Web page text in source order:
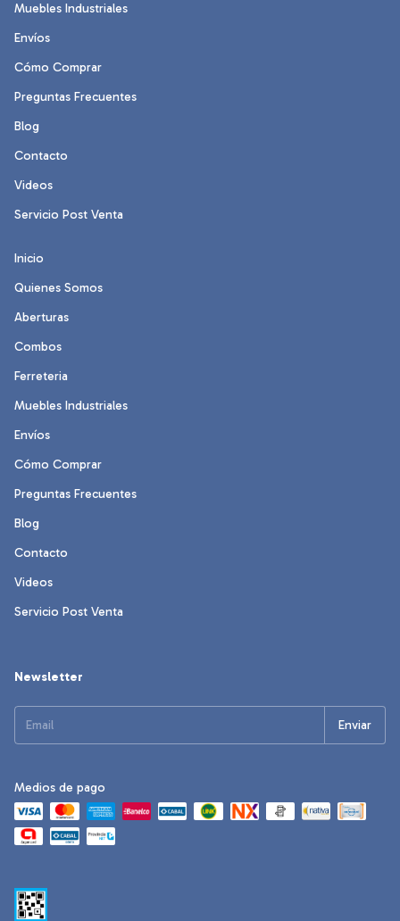
Muebles Industriales
Envíos
Cómo Comprar
Preguntas Frecuentes
Blog
Contacto
Videos
Servicio Post Venta
Inicio
Quienes Somos
Aberturas
Combos
Ferreteria
Muebles Industriales
Envíos
Cómo Comprar
Preguntas Frecuentes
Blog
Contacto
Videos
Servicio Post Venta
Newsletter
Medios de pago